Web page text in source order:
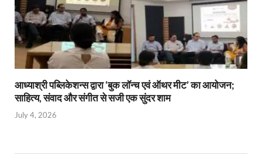
आध्याश्री पब्लिकेशन्स द्वारा ‘बुक लॉन्च एवं ऑथर मीट’ का आयोजन;
साहित्य, संवाद और संगीत से सजी एक सुंदर शाम
July 4, 2026